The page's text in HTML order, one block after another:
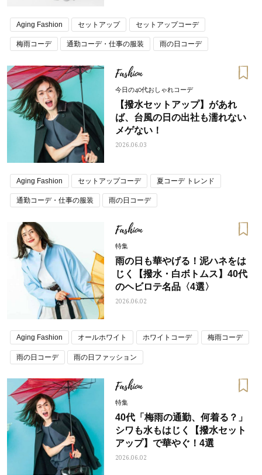
Aging Fashion セットアップ セットアップコーデ
梅雨コーデ 通勤コーデ・仕事の服装 雨の日コーデ
雨の日ファッション
Fashion
今日の40代おしゃれコーデ
【撥水セットアップ】があれ
ば、台風の日の出社も濡れない
メゲない！
2026.06.03
Aging Fashion セットアップコーデ 夏コーデ トレンド
通勤コーデ・仕事の服装 雨の日コーデ
Fashion
特集
雨の日も華やげる！泥ハネをは
じく【撥水・白ボトムス】40代
のヘビロテ名品〈4選〉
2026.06.02
Aging Fashion オールホワイト ホワイトコーデ 梅雨コーデ
雨の日コーデ 雨の日ファッション
Fashion
特集
40代「梅雨の通勤、何着る？」
シワも水もはじく【撥水セット
アップ】で華やぐ！4選
2026.06.02